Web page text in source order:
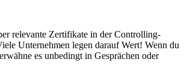
relevante Zertifikate in der Controlling-
Unternehmen legen darauf Wert! Wenn du
es unbedingt in Gesprächen oder